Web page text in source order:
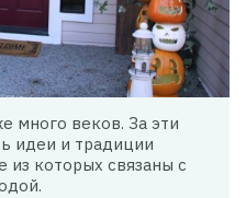
много веков. За эти
идеи и традиции
из которых связаны с